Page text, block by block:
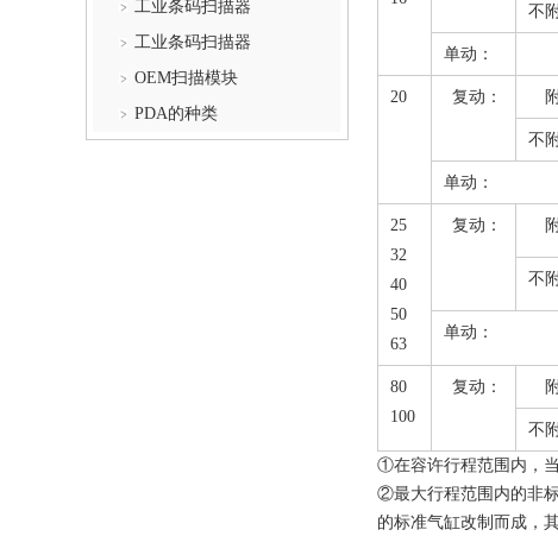
工业条码扫描器
工业条码扫描器
OEM扫描模块
PDA的种类
不
单动：
20 复动：
不
单动：
25
32
40
50
63
复动：
不
单动：
80
100
复动：
不
①在容许行程范围内，
②最大行程范围内的非
的标准气缸改制而成，